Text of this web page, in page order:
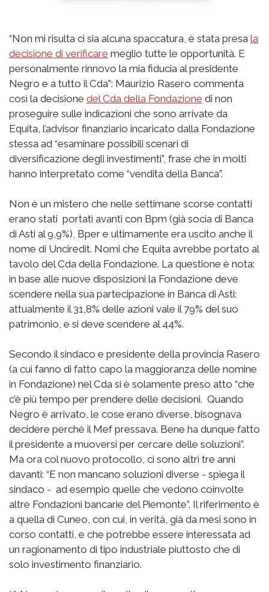
“Non mi risulta ci sia alcuna spaccatura, è stata presa la
decisione di verificare meglio tutte le opportunità. E
personalmente rinnovo la mia fiducia al presidente
Negro e a tutto il Cda”: Maurizio Rasero commenta
così la decisione del Cda della Fondazione di non
proseguire sulle indicazioni che sono arrivate da
Equita, l’advisor finanziario incaricato dalla Fondazione
stessa ad “esaminare possibili scenari di
diversificazione degli investimenti”, frase che in molti
hanno interpretato come “vendita della Banca”.
Non è un mistero che nelle settimane scorse contatti
erano stati portati avanti con Bpm (già socia di Banca
di Asti al 9,9%), Bper e ultimamente era uscito anche il
nome di Unciredit. Nomi che Equita avrebbe portato al
tavolo del Cda della Fondazione. La questione è nota:
in base alle nuove disposizioni la Fondazione deve
scendere nella sua partecipazione in Banca di Asti:
attualmente il 31,8% delle azioni vale il 79% del suo
patrimonio, e si deve scendere al 44%.
Secondo il sindaco e presidente della provincia Rasero
(a cui fanno di fatto capo la maggioranza delle nomine
in Fondazione) nel Cda si è solamente preso atto “che
c’è più tempo per prendere delle decisioni. Quando
Negro è arrivato, le cose erano diverse, bisognava
decidere perché il Mef pressava. Bene ha dunque fatto
il presidente a muoversi per cercare delle soluzioni”.
Ma ora col nuovo protocollo, ci sono altri tre anni
davanti: “E non mancano soluzioni diverse - spiega il
sindaco - ad esempio quelle che vedono coinvolte
altre Fondazioni bancarie del Piemonte”. Il riferimento è
a quella di Cuneo, con cui, in verità, già da mesi sono in
corso contatti, e che potrebbe essere interessata ad
un ragionamento di tipo industriale piuttosto che di
solo investimento finanziario.